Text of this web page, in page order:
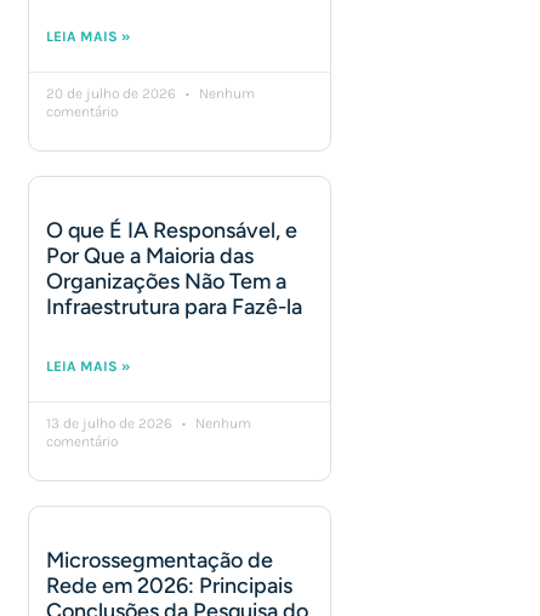
LEIA MAIS »
20 de julho de 2026
Nenhum
comentário
O que É IA Responsável, e
Por Que a Maioria das
Organizações Não Tem a
Infraestrutura para Fazê-la
LEIA MAIS »
13 de julho de 2026
Nenhum
comentário
Microssegmentação de
Rede em 2026: Principais